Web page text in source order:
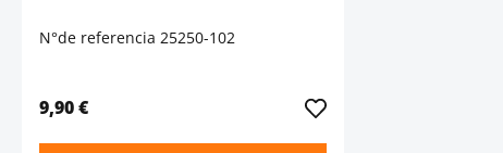
N°de referencia 25250-102
9,90 €